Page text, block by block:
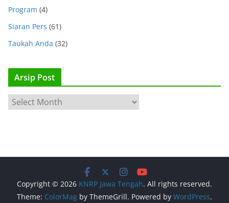
Program (4)
Siaran Pers (61)
Taukah Anda (32)
Arsip Post
r
Copyright © 2026 KNRP Jawa Tengah. All rights reserved.
Theme: ColorMag by ThemeGrill. Powered by WordPress.